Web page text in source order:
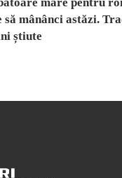
să mânânci astăzi.
știute